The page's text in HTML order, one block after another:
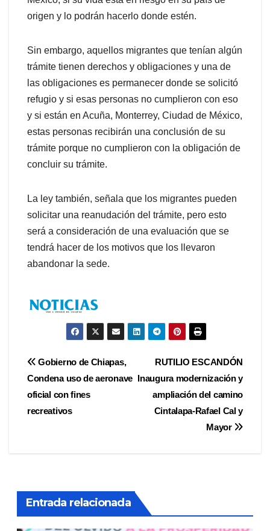
origen y lo podrán hacerlo donde estén.
Sin embargo, aquellos migrantes que tenían algún
trámite tienen derechos y obligaciones y una de
las obligaciones es permanecer donde se solicitó
refugio y si esas personas no cumplieron con eso
y si están en Acuña, Monterrey, Ciudad de México,
estas personas recibirán una conclusión de su
trámite porque no cumplieron con la obligación de
concluir su trámite.
La ley también, señala que los migrantes pueden
solicitar una reanudación del trámite, pero esto
será a consideración de una evaluación que se
tendrá hacer de los motivos que los llevaron
abandonar la sede.
Navegación
de
entradas
RUTILIO ESCANDÓN
Inaugura modernización y
ampliación del camino
Cintalapa-Rafael Cal y
Mayor
Gobierno de Chiapas,
Condena uso de aeronave
oficial con fines
recreativos
Entrada relacionada